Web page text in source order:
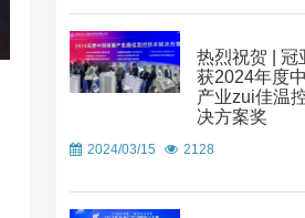
热烈祝贺 | 冠
获2024年度
产业zui佳温
决方案奖
2024/03/15 2128